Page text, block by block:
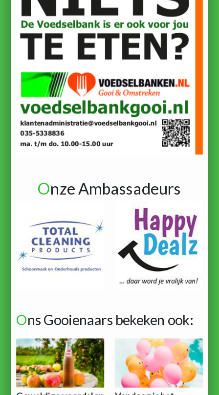
Onze Ambassadeurs
Ons Gooienaars bekeken ook: